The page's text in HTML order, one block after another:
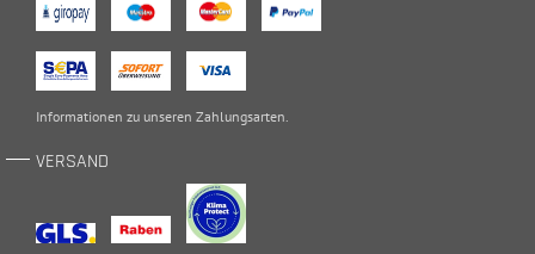
Informationen zu unseren Zahlungsarten
VERSAND